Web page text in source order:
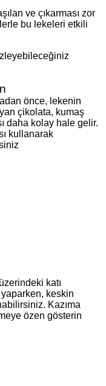
ve çıkarması zor
bu lekeleri etkili
önce, lekenin
çikolata, kumaş
daha kolay hale gelir.
kullanarak
katı
yaparken, keskin
Kazıma
özen gösterin​